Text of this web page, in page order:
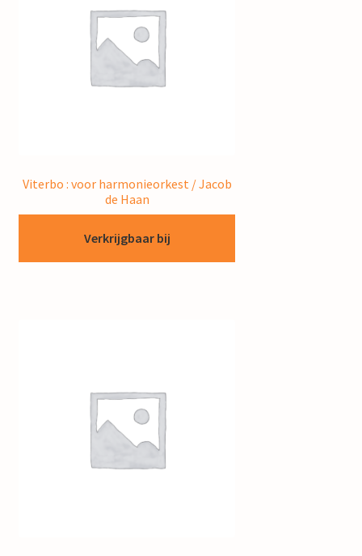
Viterbo : voor harmonieorkest / Jacob
de Haan
Verkrijgbaar bij